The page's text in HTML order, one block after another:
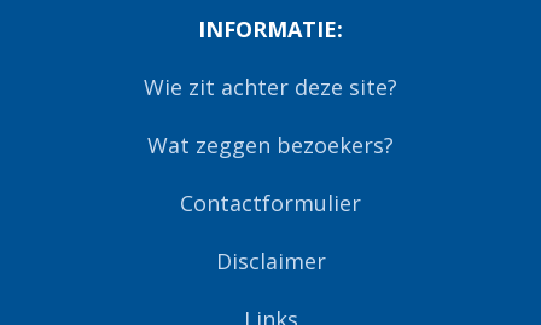
INFORMATIE:
Wie zit achter deze site?
Wat zeggen bezoekers?
Contactformulier
Disclaimer
Links